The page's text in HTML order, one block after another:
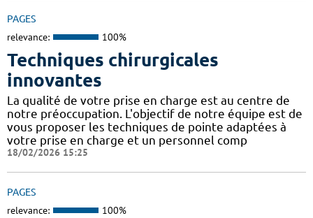
PAGES
relevance: 100%
Techniques chirurgicales
innovantes
La qualité de votre prise en charge est au centre de
notre préoccupation. L'objectif de notre équipe est de
vous proposer les techniques de pointe adaptées à
votre prise en charge et un personnel comp
18/02/2026 15:25
PAGES
relevance: 100%